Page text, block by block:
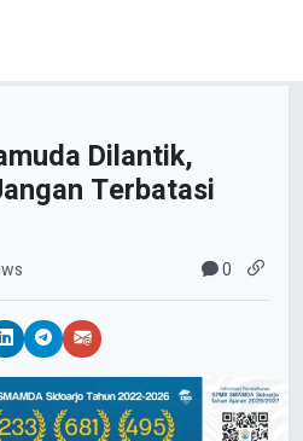
Dilantik,
Terbatasi
0